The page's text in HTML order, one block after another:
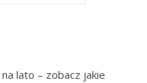
lato – zobacz jakie